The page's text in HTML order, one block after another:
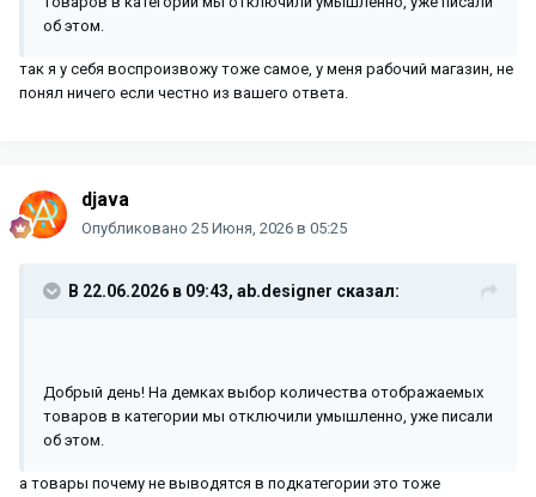
epQ3M7mP6tpjQ/view?usp=sharing
С уважением, Артур.
об этом.
так я у себя воспроизвожу тоже самое, у меня рабочий магазин, не
понял ничего если честно из вашего ответа.
djava
Опубликовано 25 Июня, 2026 в 05:25
В 22.06.2026 в 09:43, ab.designer сказал:
Добрый день! На демках выбор количества отображаемых
товаров в категории мы отключили умышленно, уже писали
об этом.
а товары почему не выводятся в подкатегории это тоже